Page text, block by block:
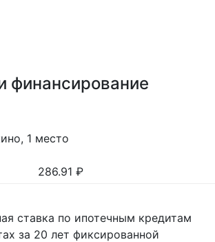
финансирование
1 место
286.91 ₽
ставка по ипотечным кредитам
за 20 лет фиксированной